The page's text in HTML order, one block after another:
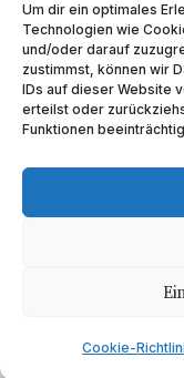
Um dir ein optimales
Technologien wie
und/oder darauf
zustimmst, können wir
IDs auf dieser Website
erteilst oder
Funktionen
Cookie-